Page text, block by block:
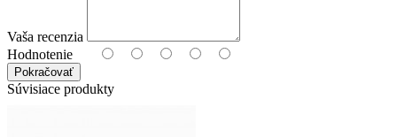
Vaša recenzia
Hodnotenie
Pokračovať
Súvisiace produkty